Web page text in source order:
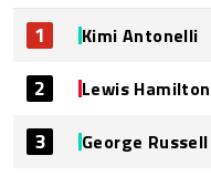
1 Kimi Antonelli
2 Lewis Hamilton
3 George Russell